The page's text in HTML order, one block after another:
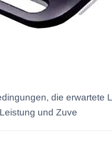
die
und Zuve